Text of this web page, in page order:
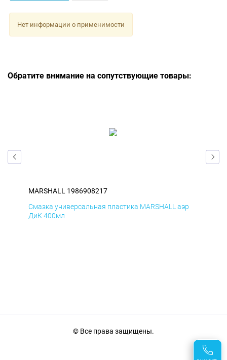
Нет информации о применимости
Обратите внимание на сопутствующие товары:
MARSHALL 1986908217
Смазка универсальная пластика MARSHALL аэр
ДиК 400мл
© Все права защищены.